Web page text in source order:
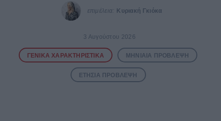
επιμέλεια: Κυριακή Γκιόκα
3 Αυγούστου 2026
ΓΕΝΙΚΆ ΧΑΡΑΚΤΗΡΙΣΤΙΚΆ ΜΗΝΙΑΊΑ ΠΡΌΒΛΕΨΗ
ΕΤΉΣΙΑ ΠΡΌΒΛΕΨΗ